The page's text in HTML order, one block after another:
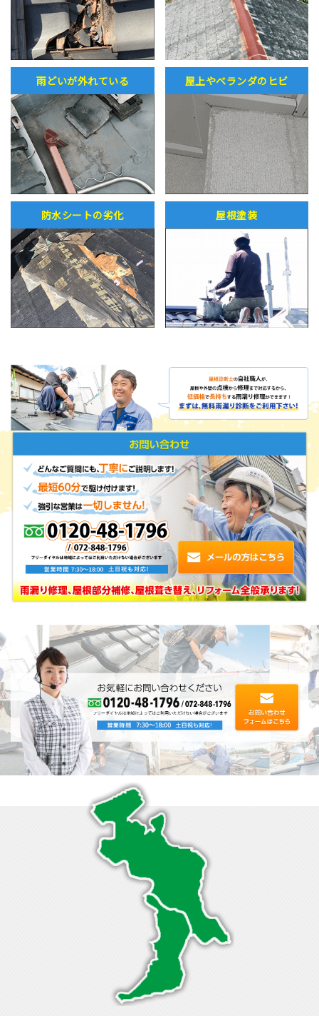
雨どいが外れている 屋上やベランダのヒビ
防水シートの劣化 屋根塗装